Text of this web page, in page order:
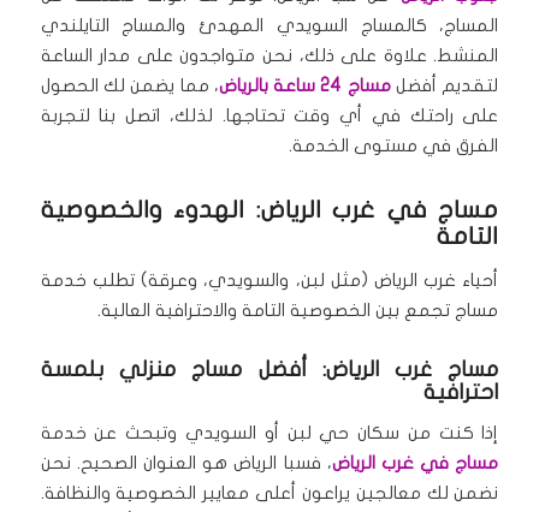
المساج، كالمساج السويدي المهدئ والمساج التايلندي
المنشط. علاوة على ذلك، نحن متواجدون على مدار الساعة
لتقديم أفضلمساج 24 ساعة بالرياض
، مما يضمن لك الحصول
على راحتك في أي وقت تحتاجها. لذلك، اتصل بنا لتجربة
الفرق في مستوى الخدمة.
مساج في غرب الرياض: الهدوء والخصوصية
التامة
أحياء غرب الرياض (مثل لبن، والسويدي، وعرقة) تطلب خدمة
مساج تجمع بين الخصوصية التامة والاحترافية العالية.
مساج غرب الرياض: أفضل مساج منزلي بلمسة
احترافية
إذا كنت من سكان حي لبن أو السويدي وتبحث عن خدمة
مساج في غرب الرياض، فسبا الرياض هو العنوان الصحيح. نحن
نضمن لك معالجين يراعون أعلى معايير الخصوصية والنظافة.